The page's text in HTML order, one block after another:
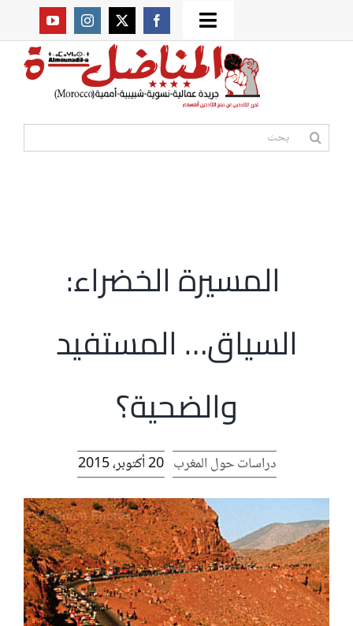
to
Toggle
Navigation
من نحن؟
البحث
المسيرة الخضراء:
السياق… المستفيد
والضحية؟
دراسات حول المغرب 20 أكتوبر، 2015